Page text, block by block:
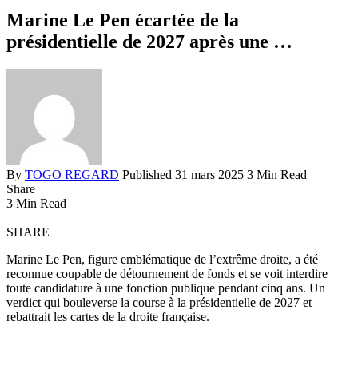
Marine Le Pen écartée de la
présidentielle de 2027 après une …
By TOGO REGARD Published 31 mars 2025 3 Min Read
Share
3 Min Read
SHARE
Marine Le Pen, figure emblématique de l’extrême droite, a été
reconnue coupable de détournement de fonds et se voit interdire
toute candidature à une fonction publique pendant cinq ans. Un
verdict qui bouleverse la course à la présidentielle de 2027 et
rebattrait les cartes de la droite française.